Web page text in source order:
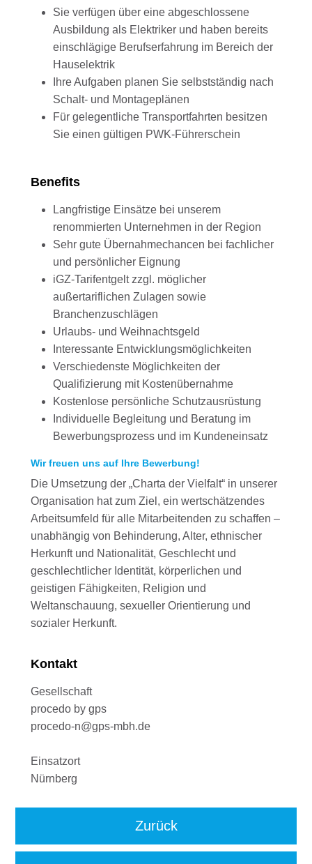
Sie verfügen über eine abgeschlossene
Ausbildung als Elektriker und haben bereits
einschlägige Berufserfahrung im Bereich der
Hauselektrik
Ihre Aufgaben planen Sie selbstständig nach
Schalt- und Montageplänen
Für gelegentliche Transportfahrten besitzen
Sie einen gültigen PWK-Führerschein
Benefits
Langfristige Einsätze bei unserem
renommierten Unternehmen in der Region
Sehr gute Übernahmechancen bei fachlicher
und persönlicher Eignung
iGZ-Tarifentgelt zzgl. möglicher
außertariflichen Zulagen sowie
Branchenzuschlägen
Urlaubs- und Weihnachtsgeld
Interessante Entwicklungsmöglichkeiten
Verschiedenste Möglichkeiten der
Qualifizierung mit Kostenübernahme
Kostenlose persönliche Schutzausrüstung
Individuelle Begleitung und Beratung im
Bewerbungsprozess und im Kundeneinsatz
Wir freuen uns auf Ihre Bewerbung!
Die Umsetzung der „Charta der Vielfalt“ in unserer
Organisation hat zum Ziel, ein wertschätzendes
Arbeitsumfeld für alle Mitarbeitenden zu schaffen –
unabhängig von Behinderung, Alter, ethnischer
Herkunft und Nationalität, Geschlecht und
geschlechtlicher Identität, körperlichen und
geistigen Fähigkeiten, Religion und
Weltanschauung, sexueller Orientierung und
sozialer Herkunft.
Kontakt
Gesellschaft
procedo by gps
procedo-n@gps-mbh.de
Einsatzort
Nürnberg
Zurück